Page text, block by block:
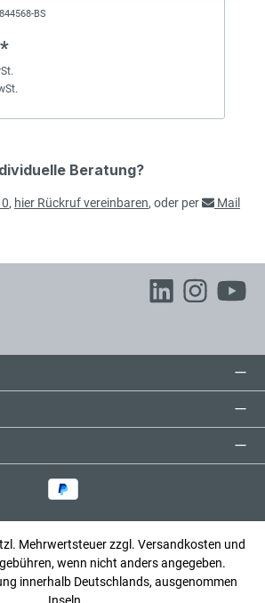
BS
Beratung?
, hier Rückruf vereinbaren, oder per
Mail
Mehrwertsteuer zzgl. Versandkosten und
wenn nicht anders angegeben.
innerhalb Deutschlands, ausgenommen
Inseln.